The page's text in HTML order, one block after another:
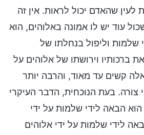
לעין שהאדם יכול לראות. אין זה
עוד יש לו אמונה באלוהים, הוא
שלמות וליפול בנחלתו של
ברכותיו וירושתו של אלוהים על
קשים עד מאוד, והרבה יותר
צורה. בעת הנוכחית, הדבר העיקרי
הבאה לידי שלמות על ידי
לידי שלמות על ידי אלוהים